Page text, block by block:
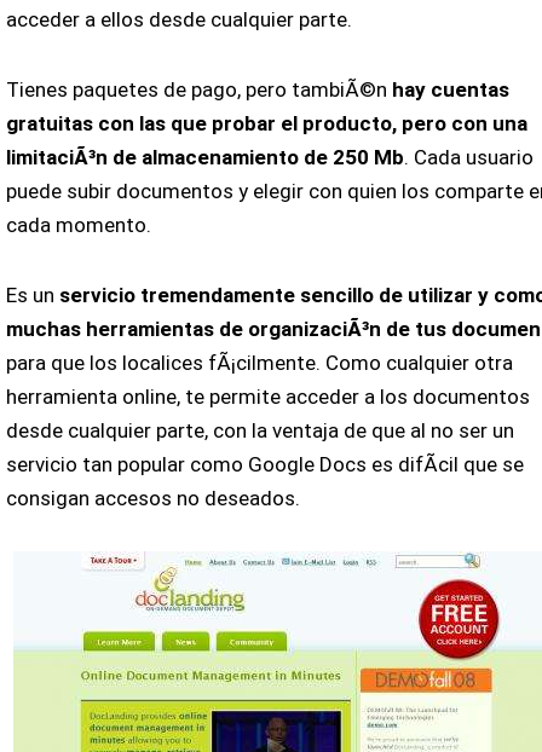
acceder a ellos desde cualquier parte.
Tienes paquetes de pago, pero tambiÃ©n hay cuentas
gratuitas con las que probar el producto, pero con una
limitaciÃ³n de almacenamiento de 250 Mb. Cada usuario
puede subir documentos y elegir con quien los comparte
cada momento.
Es un servicio tremendamente sencillo de utilizar y
muchas herramientas de organizaciÃ³n de tus
para que los localices fÃ¡cilmente. Como cualquier otra
herramienta online, te permite acceder a los documentos
desde cualquier parte, con la ventaja de que al no ser un
servicio tan popular como Google Docs es difÃ­cil que se
consigan accesos no deseados.